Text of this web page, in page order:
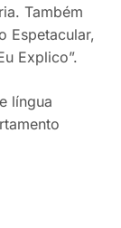
Também
Espetacular,
Explico”.
língua